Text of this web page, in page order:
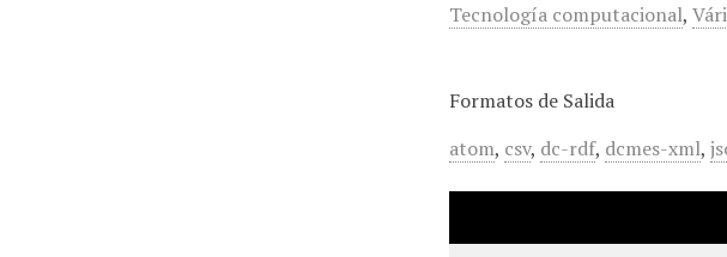
Tecnología computacional,
Formatos de Salida
atom, csv, dc-rdf, dcmes-xml,